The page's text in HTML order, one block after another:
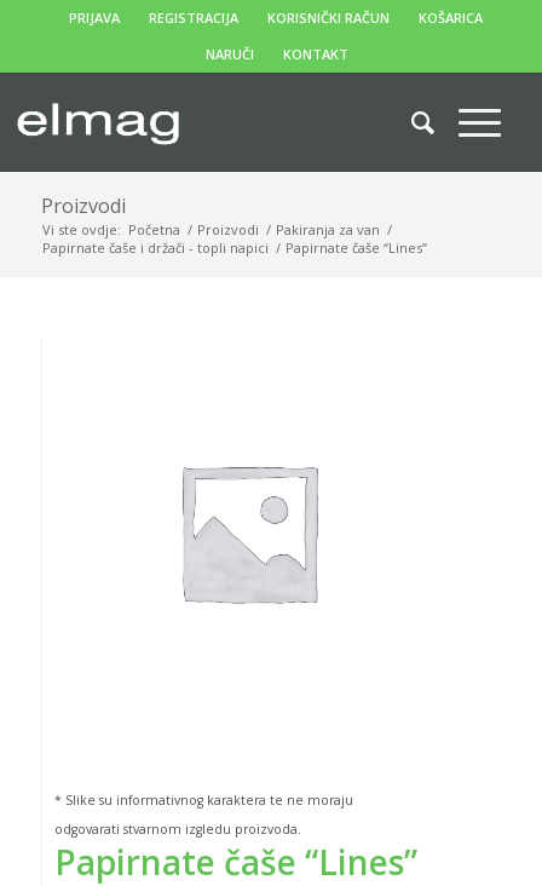
PRIJAVA REGISTRACIJA KORISNIČKI RAČUN
KOŠARICA
NARUČI
KONTAKT
Proizvodi
Vi ste ovdje: Početna / Proizvodi / Pakiranja za van /
Papirnate čaše i držači - topli napici / Papirnate čaše “Lines”
* Slike su informativnog karaktera te ne moraju
odgovarati stvarnom izgledu proizvoda.
Papirnate čaše “Lines”